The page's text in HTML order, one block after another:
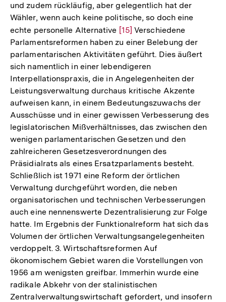
und zudem rückläufig, aber gelegentlich hat der
Wähler, wenn auch keine politische, so doch eine
echte personelle Alternative Zur
Auflösung
der
Fußnote
[15] Verschiedene
Parlamentsreformen haben zu einer Belebung der
parlamentarischen Aktivitäten geführt. Dies äußert
sich namentlich in einer lebendigeren
Interpellationspraxis, die in Angelegenheiten der
Leistungsverwaltung durchaus kritische Akzente
aufweisen kann, in einem Bedeutungszuwachs der
Ausschüsse und in einer gewissen Verbesserung des
legislatorischen Mißverhältnisses, das zwischen den
wenigen parlamentarischen Gesetzen und den
zahlreicheren Gesetzesverordnungen des
Präsidialrats als eines Ersatzparlaments besteht.
Schließlich ist 1971 eine Reform der örtlichen
Verwaltung durchgeführt worden, die neben
organisatorischen und technischen Verbesserungen
auch eine nennenswerte Dezentralisierung zur Folge
hatte. Im Ergebnis der Funktionalreform hat sich das
Volumen der örtlichen Verwaltungsangelegenheiten
verdoppelt. 3. Wirtschaftsreformen Auf
ökonomischem Gebiet waren die Vorstellungen von
1956 am wenigsten greifbar. Immerhin wurde eine
radikale Abkehr von der stalinistischen
Zentralverwaltungswirtschaft gefordert, und insofern